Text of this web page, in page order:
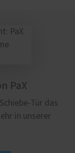
PaX
Tür das
in unserer